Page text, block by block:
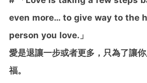
even more… to give way to the
person you love.」
愛是退讓一步或者更多，只為了讓
福。